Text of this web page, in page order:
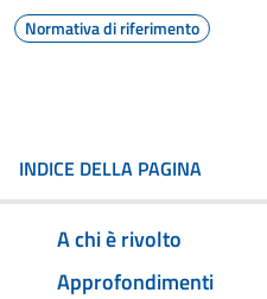
Normativa di riferimento
INDICE DELLA PAGINA
A chi è rivolto
Approfondimenti